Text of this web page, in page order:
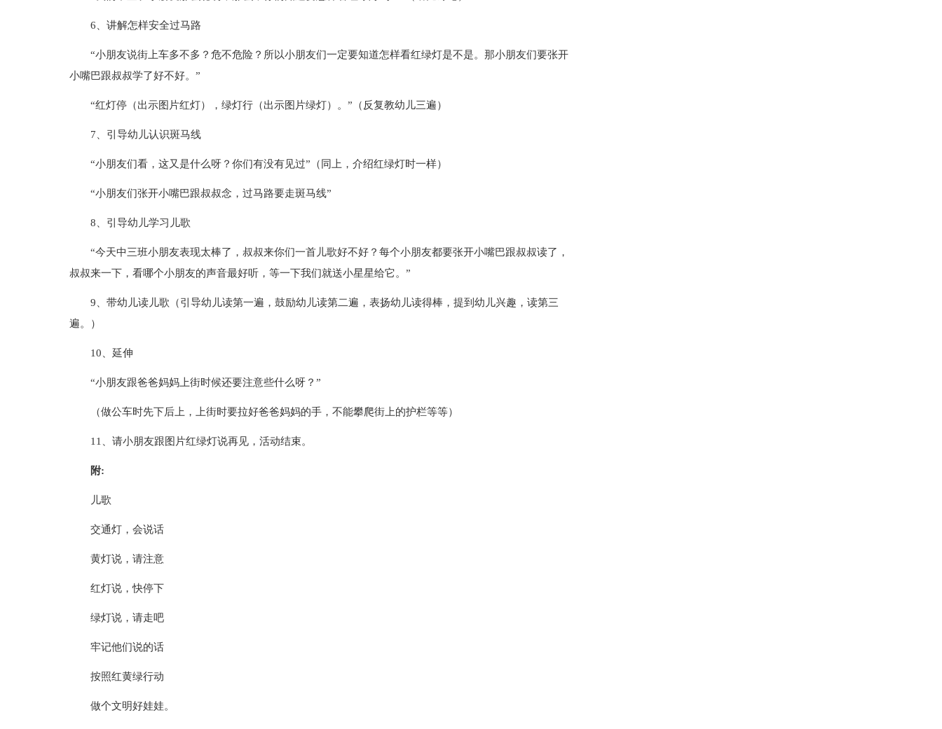
6、讲解怎样安全过马路
“小朋友说街上车多不多？危不危险？所以小朋友们一定要知道怎样看红绿灯是不是。那小朋友们要张开
小嘴巴跟叔叔学了好不好。”
“红灯停（出示图片红灯），绿灯行（出示图片绿灯）。”（反复教幼儿三遍）
7、引导幼儿认识斑马线
“小朋友们看，这又是什么呀？你们有没有见过”（同上，介绍红绿灯时一样）
“小朋友们张开小嘴巴跟叔叔念，过马路要走斑马线”
8、引导幼儿学习儿歌
“今天中三班小朋友表现太棒了，叔叔来你们一首儿歌好不好？每个小朋友都要张开小嘴巴跟叔叔读了，
叔叔来一下，看哪个小朋友的声音最好听，等一下我们就送小星星给它。”
9、带幼儿读儿歌（引导幼儿读第一遍，鼓励幼儿读第二遍，表扬幼儿读得棒，提到幼儿兴趣，读第三
遍。）
10、延伸
“小朋友跟爸爸妈妈上街时候还要注意些什么呀？”
（做公车时先下后上，上街时要拉好爸爸妈妈的手，不能攀爬街上的护栏等等）
11、请小朋友跟图片红绿灯说再见，活动结束。
附:
儿歌
交通灯，会说话
黄灯说，请注意
红灯说，快停下
绿灯说，请走吧
牢记他们说的话
按照红黄绿行动
做个文明好娃娃。